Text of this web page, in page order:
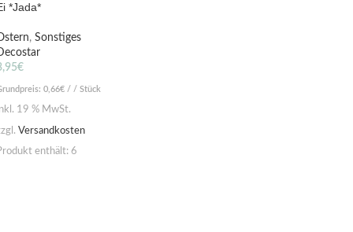
*Jada*
, Sonstiges
€
0,66€ / / Stück
19 % MwSt.
Versandkosten
enthält: 6